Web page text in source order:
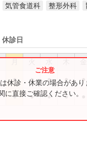
気管食道科 整形外科
診日
● ● ● ● ●
● ● ● ●
休診・休業の場合があ
に直接ご確認ください。